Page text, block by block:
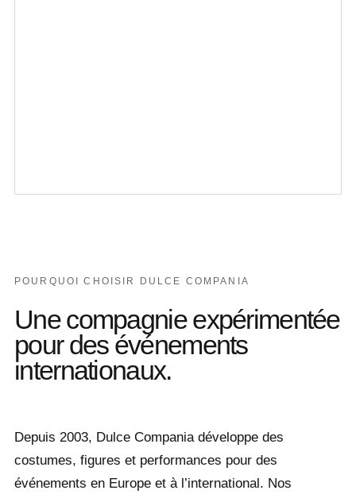
POURQUOI CHOISIR DULCE COMPANIA
Une compagnie expérimentée
pour des événements
internationaux.
Depuis 2003, Dulce Compania développe des
costumes, figures et performances pour des
événements en Europe et à l’international. Nos